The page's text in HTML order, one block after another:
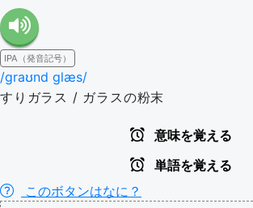
IPA（発音記号）
/ɡraʊnd ɡlæs/
すりガラス / ガラスの粉末
意味を覚える
単語を覚える
このボタンはなに？